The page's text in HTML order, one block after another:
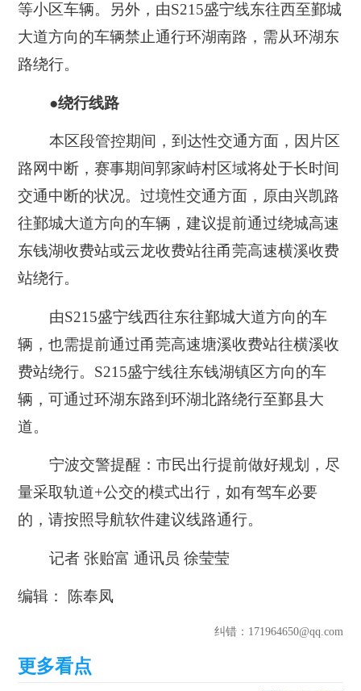
等小区车辆。另外，由S215盛宁线东往西至鄞城
大道方向的车辆禁止通行环湖南路，需从环湖东
路绕行。
●绕行线路
本区段管控期间，到达性交通方面，因片区
路网中断，赛事期间郭家峙村区域将处于长时间
交通中断的状况。过境性交通方面，原由兴凯路
往鄞城大道方向的车辆，建议提前通过绕城高速
东钱湖收费站或云龙收费站往甬莞高速横溪收费
站绕行。
由S215盛宁线西往东往鄞城大道方向的车
辆，也需提前通过甬莞高速塘溪收费站往横溪收
费站绕行。S215盛宁线往东钱湖镇区方向的车
辆，可通过环湖东路到环湖北路绕行至鄞县大
道。
宁波交警提醒：市民出行提前做好规划，尽
量采取轨道+公交的模式出行，如有驾车必要
的，请按照导航软件建议线路通行。
记者 张贻富 通讯员 徐莹莹
编辑： 陈奉凤
纠错：171964650@qq.com